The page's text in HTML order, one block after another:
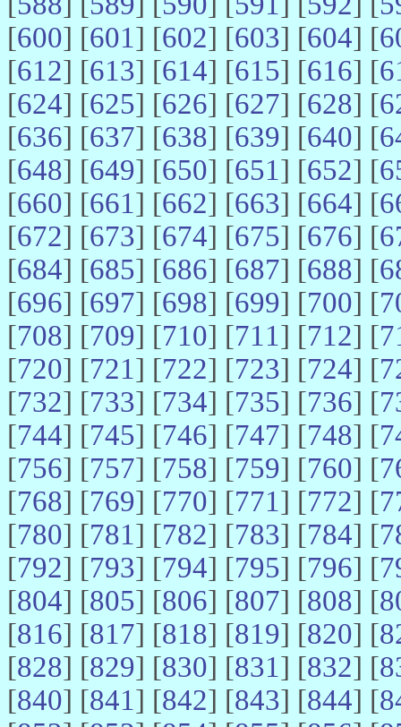
[600] [601] [602] [603] [604] [
[612] [613] [614] [615] [616] [
[624] [625] [626] [627] [628] [
[636] [637] [638] [639] [640] [
[648] [649] [650] [651] [652] [
[660] [661] [662] [663] [664] [
[672] [673] [674] [675] [676] [
[684] [685] [686] [687] [688] [
[696] [697] [698] [699] [700] [
[708] [709] [710] [711] [712] [
[720] [721] [722] [723] [724] [
[732] [733] [734] [735] [736] [
[744] [745] [746] [747] [748] [
[756] [757] [758] [759] [760] [
[768] [769] [770] [771] [772] [
[780] [781] [782] [783] [784] [
[792] [793] [794] [795] [796] [
[804] [805] [806] [807] [808] [
[816] [817] [818] [819] [820] [
[828] [829] [830] [831] [832] [
[840] [841] [842] [843] [844] [